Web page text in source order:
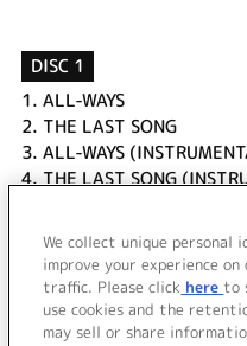
DISC 1
1. ALL-WAYS
2. THE LAST SONG
3. ALL-WAYS
4.THE LAST SONG
DISC 2
ALL-WAYS MUSIC CLIP
＜ BACK
We collect unique personal
improve your experience
traffic. Please click here to
use cookies and the
may sell or share